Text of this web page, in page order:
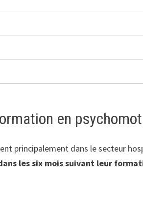
en
principalement dans le secteur
les six mois suivant leur